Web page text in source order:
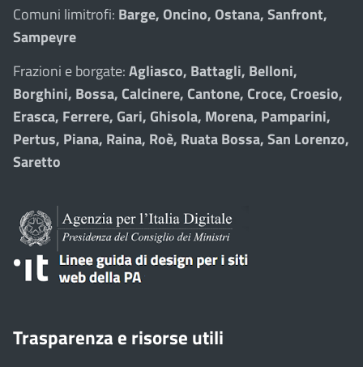
Comuni limitrofi: Barge, Oncino, Ostana, Sanfront,
Sampeyre
Frazioni e borgate:Agliasco, Battagli, Belloni,
Borghini, Bossa, Calcinere, Cantone, Croce, Croesio,
Erasca, Ferrere, Gari, Ghisola, Morena, Pamparini,
Pertus, Piana, Raina, Roè, Ruata Bossa, San Lorenzo,
Saretto
Trasparenza e risorse utili